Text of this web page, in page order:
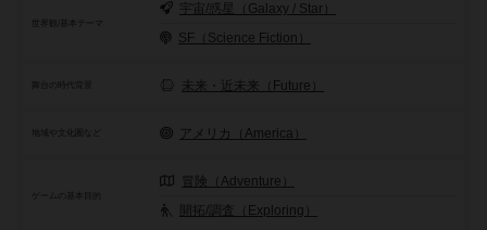
世界観/基本テーマ
宇宙/惑星（Galaxy / Star）
SF（Science Fiction）
舞台の時代背景 未来・近未来（Future）
地域や文化圏など アメリカ（America）
ゲームの基本目的
冒険（Adventure）
開拓/調査（Exploring）